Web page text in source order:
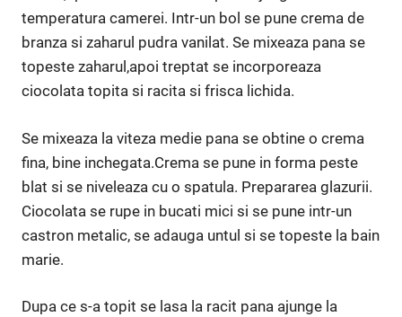
temperatura camerei. Intr-un bol se pune crema de
branza si zaharul pudra vanilat. Se mixeaza pana se
topeste zaharul,apoi treptat se incorporeaza
ciocolata topita si racita si frisca lichida.
Se mixeaza la viteza medie pana se obtine o crema
fina, bine inchegata.Crema se pune in forma peste
blat si se niveleaza cu o spatula. Prepararea glazurii.
Ciocolata se rupe in bucati mici si se pune intr-un
castron metalic, se adauga untul si se topeste la bain
marie.
Dupa ce s-a topit se lasa la racit pana ajunge la